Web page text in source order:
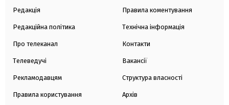
Редакція
Редакційна політика
Про телеканал
Телеведучі
Рекламодавцям
Правила користування
Правила коментування
Технічна інформація
Контакти
Вакансії
Структура власності
Архів